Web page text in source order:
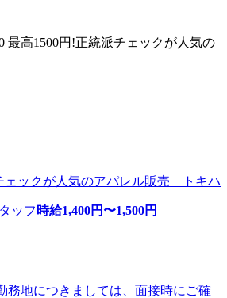
最高1500円!正統派チェックが人気の
ェックが人気のアパレル販売 トキハ
ッフ 時給1,400円〜1,500円
務地につきましては、面接時にご確